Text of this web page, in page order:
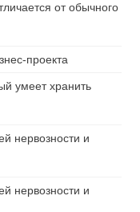
от обычного
проекта
умеет хранить
нервозности и
нервозности и